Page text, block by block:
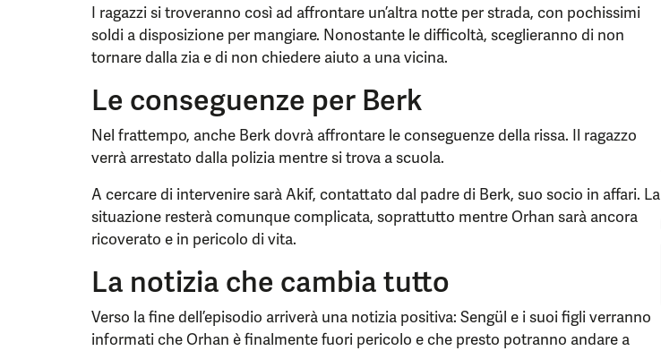
I ragazzi si troveranno così ad affrontare un’altra notte per strada, con pochissimi
soldi a disposizione per mangiare. Nonostante le difficoltà, sceglieranno di non
tornare dalla zia e di non chiedere aiuto a una vicina.
Le conseguenze per Berk
Nel frattempo, anche Berk dovrà affrontare le conseguenze della rissa. Il ragazzo
verrà arrestato dalla polizia mentre si trova a scuola.
A cercare di intervenire sarà Akif, contattato dal padre di Berk, suo socio in affari. La
situazione resterà comunque complicata, soprattutto mentre Orhan sarà ancora
ricoverato e in pericolo di vita.
La notizia che cambia tutto
Verso la fine dell’episodio arriverà una notizia positiva: Sengül e i suoi figli verranno
informati che Orhan è finalmente fuori pericolo e che presto potranno andare a